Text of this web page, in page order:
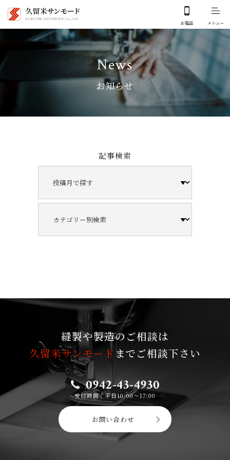
News
お知らせ
記事検索
縫製や製造のご相談は
久留米サンモード までご相談下さい
0942-43-4930
受付時間：平日10:00〜17:00
お問い合わせ